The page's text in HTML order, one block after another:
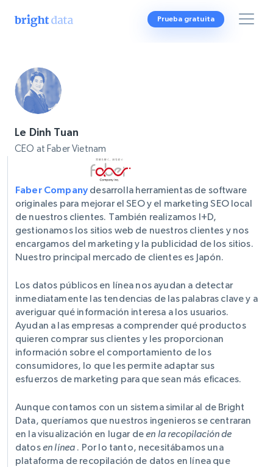
Prueba gratuita
Le Dinh Tuan
CEO at Faber Vietnam
Faber Company desarrolla herramientas de software
originales para mejorar el SEO y el marketing SEO local
de nuestros clientes. También realizamos I+D,
gestionamos los sitios web de nuestros clientes y nos
encargamos del marketing y la publicidad de los sitios.
Nuestro principal mercado de clientes es Japón.
Los datos públicos en línea nos ayudan a detectar
inmediatamente las tendencias de las palabras clave y a
averiguar qué información interesa a los usuarios.
Ayudan a las empresas a comprender qué productos
quieren comprar sus clientes y les proporcionan
información sobre el comportamiento de los
consumidores, lo que les permite adaptar sus
esfuerzos de marketing para que sean más eficaces.
Aunque contamos con un sistema similar al de Bright
Data, queríamos que nuestros ingenieros se centraran
en la visualización en lugar deen la recopilación de
datosen línea . Por lo tanto, necesitábamos una
plataforma de recopilación de datos en línea que